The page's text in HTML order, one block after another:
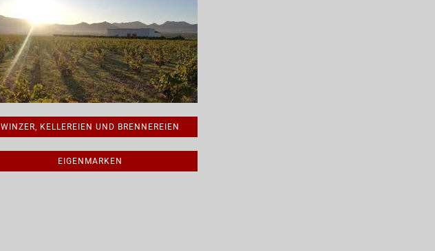
WINZER, KELLEREIEN UND BRENNEREIEN
EIGENMARKEN